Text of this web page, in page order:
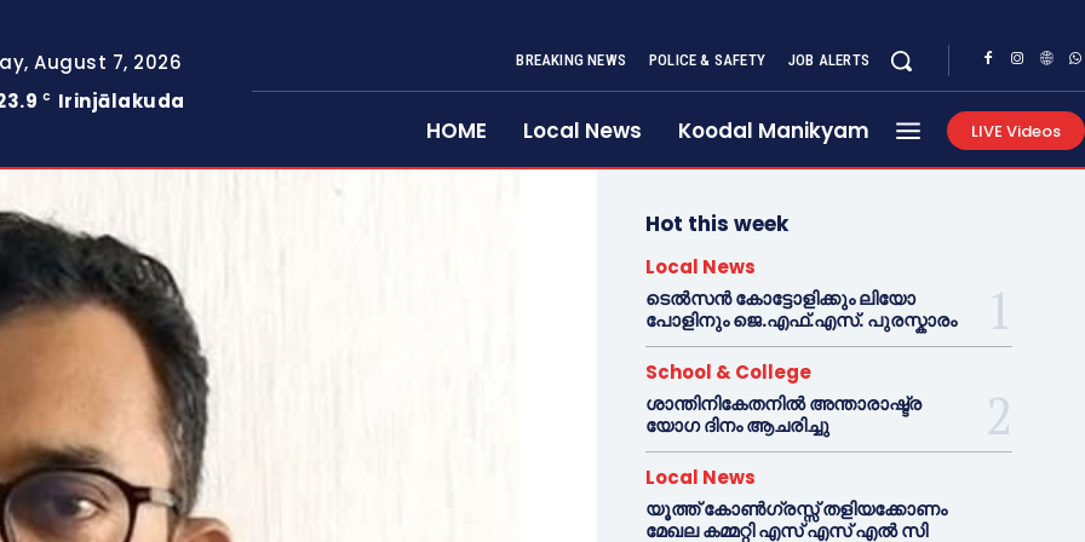
August 7, 2026
C Irinjālakuda
BREAKING NEWS POLICE & SAFETY JOB ALERTS
HOME Local News Koodal Manikyam LIVE Videos
Hot this week
Local News
ടെൽസൻ കോട്ടോളിക്കും ലിയോ
പോളിനും ജെ.എഫ്.എസ്. പുരസ്കാരം
School & College
ശാന്തിനികേതനിൽ അന്താരാഷ്ട്ര
യോഗ ദിനം ആചരിച്ചു
Local News
യൂത്ത് കോൺഗ്രസ്സ് തളിയക്കോണം
മേഖല കമ്മറ്റി എസ് എസ് എൽ സി